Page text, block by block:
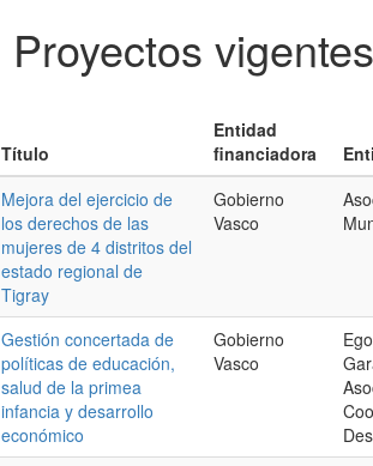
Proyectos
Título
Entidad
financiadora
Mejora del ejercicio de
los derechos de las
mujeres de 4 distritos del
estado regional de
Tigray
Gobierno
Vasco
Gestión concertada de
políticas de educación,
salud de la primea
infancia y desarrollo
económico
Gobierno
Vasco